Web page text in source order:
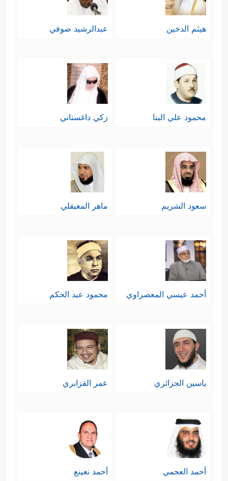
هيثم الدخين عبدالرشيد صوفي
محمود علي البنا زكي داغستاني
سعود الشريم ماهر المعيقلي
أحمد عيسي المعصراوي محمود عبد الحكم
ياسين الجزائري عمر القزابري
أحمد العجمي أحمد نعينع